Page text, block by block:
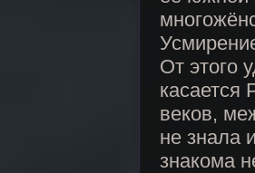
От этого
касается
веков,
не знала
знакома